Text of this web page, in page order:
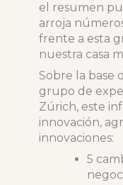
el resumen
arroja
frente a esta
nuestra casa
Sobre la base
grupo de
Zúrich, este
innovación,
innovaciones:
5